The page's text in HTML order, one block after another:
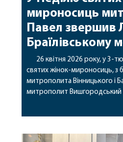
мироносиць
Павел звершив
Браїлівському
26 квітня 2026 року, у 3-
святих жінок-мироносиць, з
митрополита Вінницького і
митрополит Вишгородський
Павел звершив Божественну
секретар Вінницької єпархії